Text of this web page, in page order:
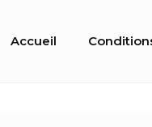
Site
Accueil